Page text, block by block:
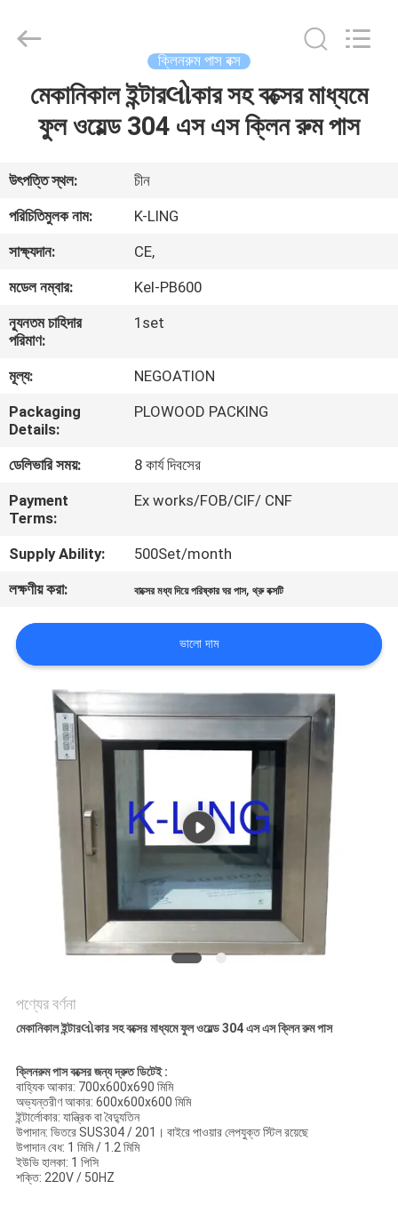
বাড়ি
আমাদের
সম্বন্ধে
কারখানা
পরিদর্শন
গুণমান
নিয়ন্ত্রণ
আমাদের
সাথে
খবর
মামলা
গোপনীয়তা
Technology
Company.
ক্লিনরুম পাস বক্স
মেকানিকাল ইন্টারલોকার সহ বক্সের মাধ্যমে
ফুল ওয়েল্ড 304 এস এস ক্লিন রুম পাস
উৎপত্তি স্থল:
চীন
পরিচিতিমুলক নাম:
K-LING
সাক্ষ্যদান:
CE,
মডেল নম্বার:
Kel-PB600
ন্যূনতম চাহিদার
পরিমাণ:
1set
মূল্য:
NEGOATION
Packaging
Details:
PLOWOOD PACKING
ডেলিভারি সময়:
8 কার্য দিবসের
Payment
Terms:
Ex works/FOB/CIF/ CNF
Supply Ability:
500Set/month
লক্ষণীয় করা:
বাক্সের মধ্য দিয়ে পরিষ্কার ঘর পাস,থ্রু বক্সটি
ভালো দাম
পণ্যের বর্ণনা
মেকানিকাল ইন্টারલોকার সহ বক্সের মাধ্যমে ফুল ওয়েল্ড 304 এস এস ক্লিন রুম পাস
ক্লিনরুম পাস বক্সের জন্য দ্রুত ডিটেই :
বাহ্যিক আকার: 700x600x690 মিমি
অভ্যন্তরীণ আকার: 600x600x600 মিমি
ইন্টার্লোকার: যান্ত্রিক বা বৈদ্যুতিন
উপাদান: ভিতরে SUS304 / 201। বাইরে পাওয়ার লেপযুক্ত স্টিল রয়েছে
উপাদান বেধ: 1 মিমি / 1.2 মিমি
ইউভি হালকা: 1 পিসি
শক্তি: 220V / 50HZ